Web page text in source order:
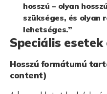
hosszú – olyan
szükséges, és olyan
lehetséges.”
Speciális
Hosszú formátumú
content)